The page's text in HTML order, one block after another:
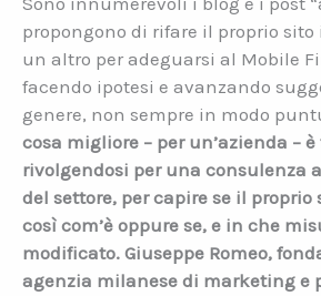
propongono di rifare il proprio
un altro per adeguarsi al Mobile
facendo ipotesi e avanzando
genere, non sempre in modo
cosa migliore – per un’azienda –
rivolgendosi per una consulenza
del settore, per capire se il proprio
così com’è oppure se, e in che
modificato. Giuseppe Romeo,
agenzia milanese di marketing e